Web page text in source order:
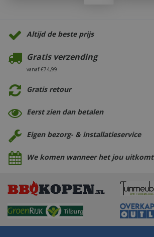
Altijd de beste prijs
Gratis verzending
vanaf €74,99
Gratis retour
Eerst zien dan betalen
Eigen bezorg- & installatieservice
We komen wanneer het jou uitkomt